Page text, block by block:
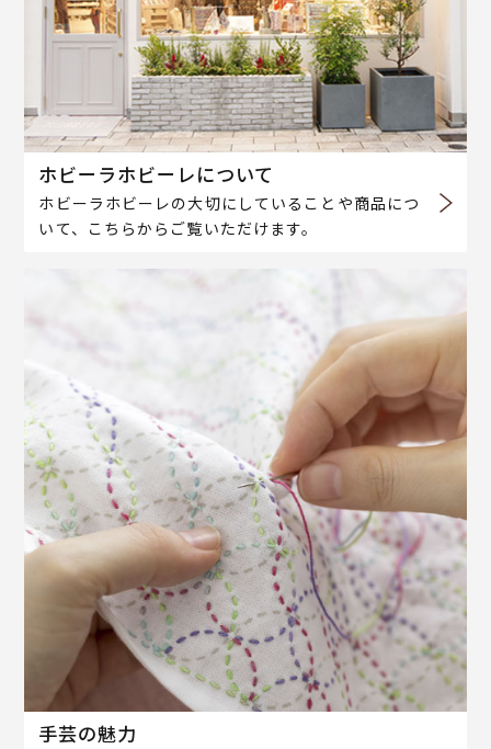
ホビーラホビーレについて
ホビーラホビーレの大切にしていることや商品につ
いて、こちらからご覧いただけます。
手芸の魅力